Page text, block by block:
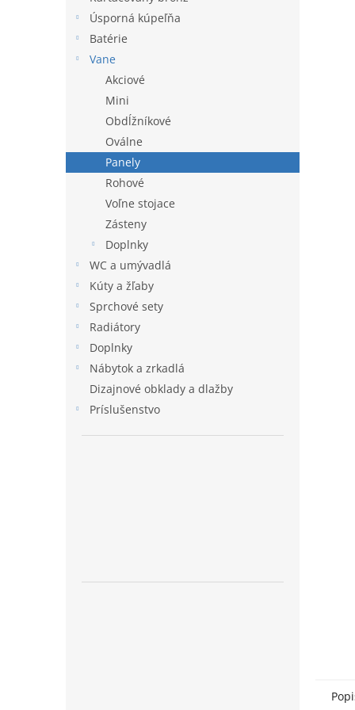
Úsporná kúpeľňa
Batérie
Vane
Akciové
Mini
Obdĺžníkové
Oválne
Panely
Rohové
Voľne stojace
Zásteny
Doplnky
WC a umývadlá
Kúty a žľaby
Sprchové sety
Radiátory
Doplnky
Nábytok a zrkadlá
Dizajnové obklady a dlažby
Príslušenstvo